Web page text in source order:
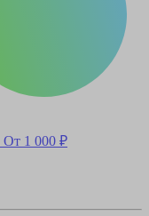
От 1 000 ₽